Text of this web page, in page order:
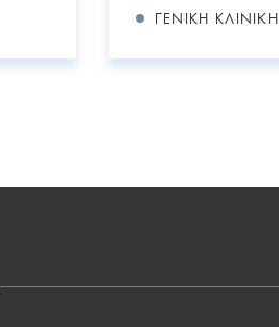
ΓΕΝΙΚΉ ΚΛΙΝΙΚΉ